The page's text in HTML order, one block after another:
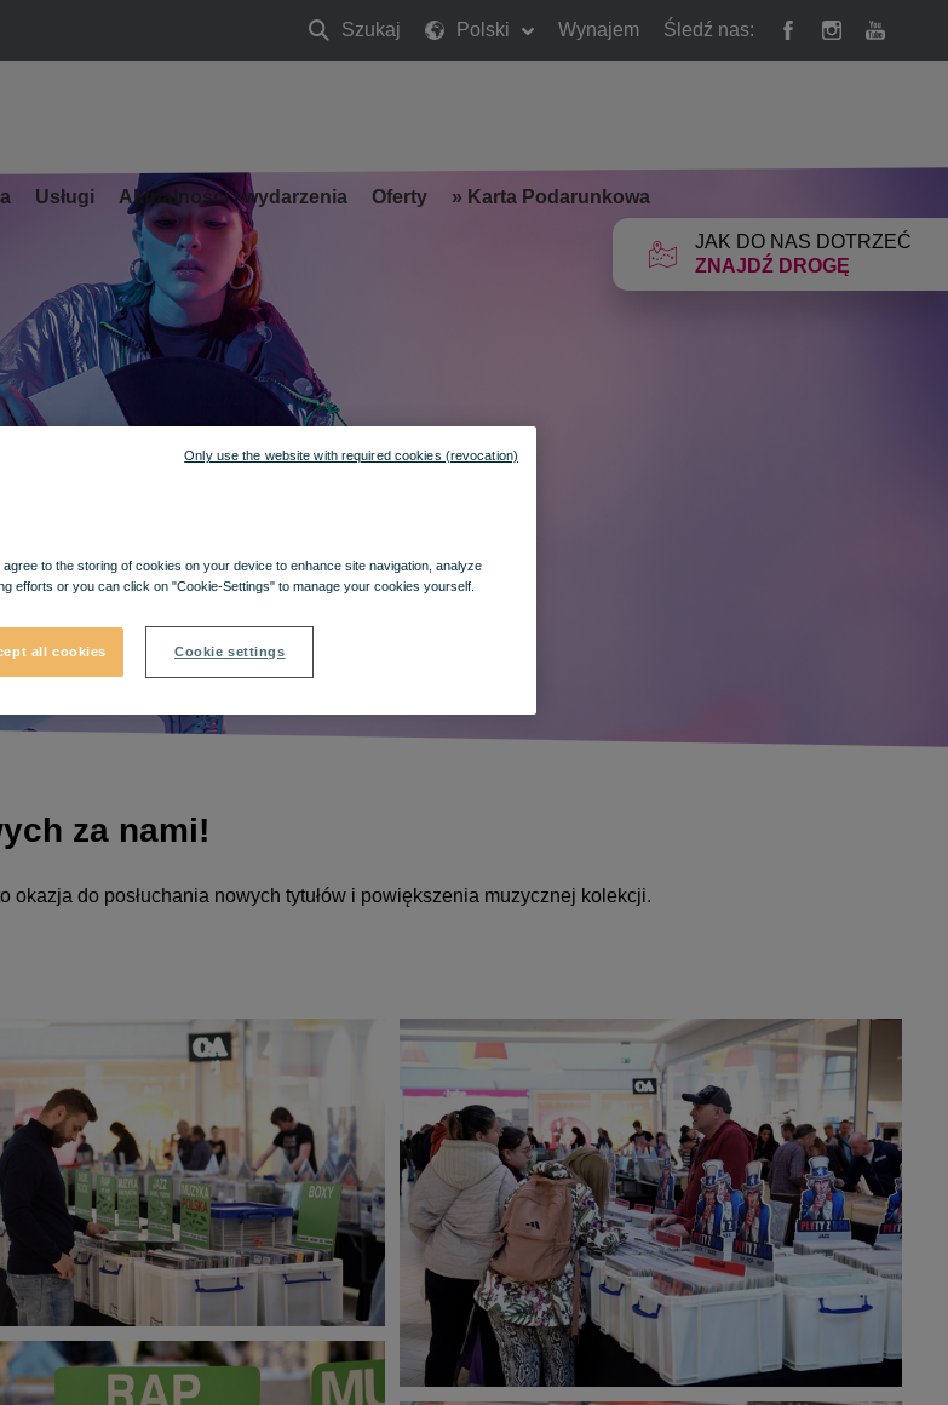
Szukaj
Szukaj
Polski Wynajem Śledź nas:
JAK DO NAS DOTRZEĆ
ZNAJDŹ DROGĘ
Usługi Aktualności i wydarzenia Oferty » Karta Podarunkowa
za nami!
okazja do posłuchania nowych tytułów i powiększenia muzycznej kolekcji.
agree to the storing of cookies on your device to enhance site navigation, analyze
efforts or you can click on "Cookie-Settings" to manage your cookies yourself.
all cookies Cookie settings
Only use the website with required cookies (revocation)